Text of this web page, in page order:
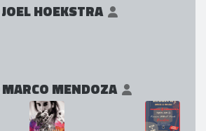
JOEL HOEKSTRA
MARCO MENDOZA